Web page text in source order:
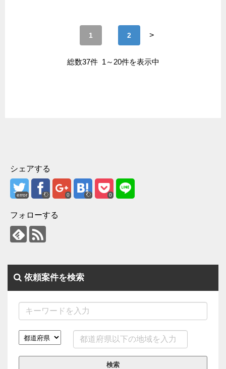
1 2 >
総数37件 1～20件を表示中
シェアする
error 0 0
フォローする
依頼案件を検索
検索